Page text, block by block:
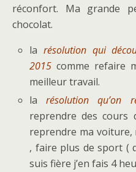
réconfort. Ma grande
chocolat.
larésolution qui
2015 comme refaire
meilleur travail.
larésolution qu’on
reprendre des cours
reprendre ma
, faire plus de sport (
suis fière j’en fais 4